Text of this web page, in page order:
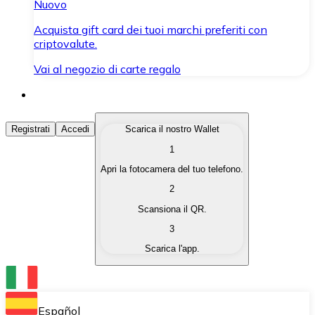
Nuovo
Acquista gift card dei tuoi marchi preferiti con
criptovalute.
Vai al negozio di carte regalo
Acquista Criptovalute
Acquista le criptovalute che ti interessano in modo
Converti le tue criptovalute in valuta fiat quando ne
Scambia una criptovaluta con un'altra
Conserva le tue cripto in un Wallet self-custodial.
Registrati Accedi
Scarica il nostro Wallet
1
Apri la fotocamera del tuo telefono.
2
Scansiona il QR.
3
Scarica l'app.
Español